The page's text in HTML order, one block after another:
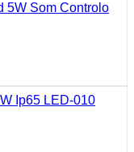
5W Som Controlo